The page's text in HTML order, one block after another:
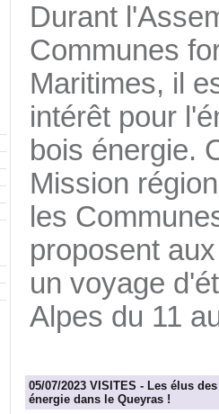
Durant
Communes
Maritimes, il
intérêt pour
bois énergie.
Mission
les
proposent
un voyage
Alpes du 11
05/07/2023 VISITES - Les élus
énergie dans le Queyras !